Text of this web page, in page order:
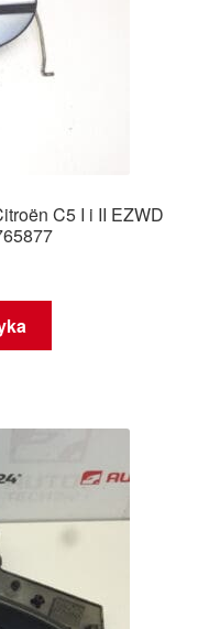
C5 I i II EZWD